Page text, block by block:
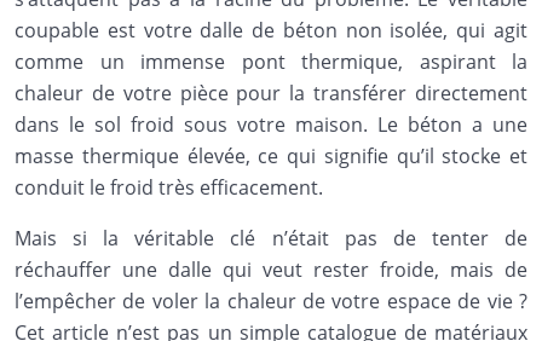
coupable est votre dalle de béton non isolée, qui agit
comme un immense pont thermique, aspirant la
chaleur de votre pièce pour la transférer directement
dans le sol froid sous votre maison. Le béton a une
masse thermique élevée, ce qui signifie qu’il stocke et
conduit le froid très efficacement.
Mais si la véritable clé n’était pas de tenter de
réchauffer une dalle qui veut rester froide, mais de
l’empêcher de voler la chaleur de votre espace de vie ?
Cet article n’est pas un simple catalogue de matériaux